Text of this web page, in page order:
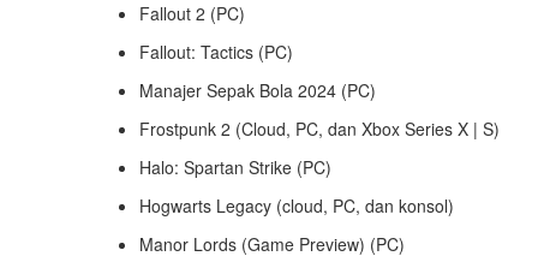
Fallout 2 (PC)
Fallout: Tactics (PC)
Manajer Sepak Bola 2024 (PC)
Frostpunk 2 (Cloud, PC, dan Xbox Series X | S)
Halo: Spartan Strike (PC)
Hogwarts Legacy (cloud, PC, dan konsol)
Manor Lords (Game Preview) (PC)